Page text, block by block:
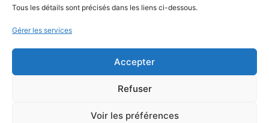
Tous les détails sont précisés dans les liens ci-dessous.
Gérer les services
Accepter
Refuser
Voir les préférences
Sportifs de Haut Niveau
Déposer une offre stage / emploi
Mentions légales